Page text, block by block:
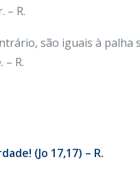
– R.
são iguais à
R.
(Jo 17,17) – R.